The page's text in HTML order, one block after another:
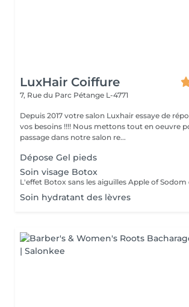
LuxHair Coiffure
7, Rue du Parc Pétange L-4771
Depuis 2017 votre salon Luxhair essaye de
vos besoins !!!! Nous mettons tout en oeuvre pour que votre
passage dans notre salon re...
Dépose Gel pieds
Soin visage Botox
Soin hydratant des lèvres